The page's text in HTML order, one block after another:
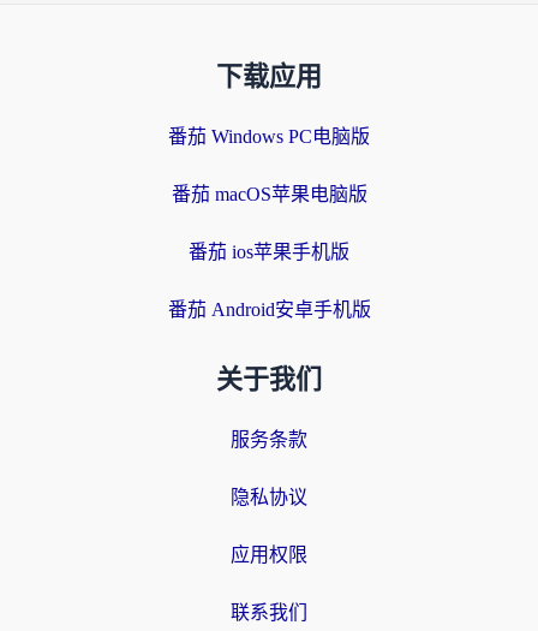
下载应用
番茄 Windows PC电脑版
番茄 macOS苹果电脑版
番茄 ios苹果手机版
番茄 Android安卓手机版
关于我们
服务条款
隐私协议
应用权限
联系我们